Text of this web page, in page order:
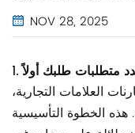
NOV 28, 2025
متطلبات طلبك أولاً
العلامات التجارية،
هذه الخطوة التأسيسية